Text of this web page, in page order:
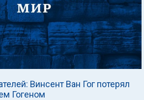
Винсент Ван Гог потерял
Гогеном